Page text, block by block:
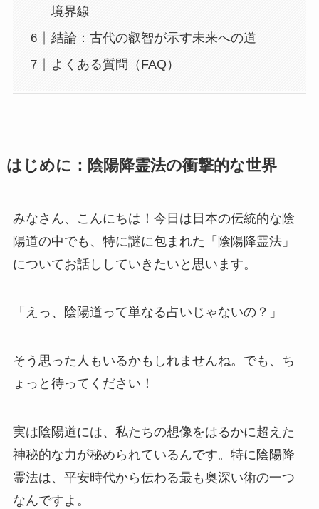
境界線
結論：古代の叡智が示す未来への道
よくある質問（FAQ）
はじめに：陰陽降霊法の衝撃的な世界
みなさん、こんにちは！今日は日本の伝統的な陰
陽道の中でも、特に謎に包まれた「陰陽降霊法」
についてお話ししていきたいと思います。
「えっ、陰陽道って単なる占いじゃないの？」
そう思った人もいるかもしれませんね。でも、ち
ょっと待ってください！
実は陰陽道には、私たちの想像をはるかに超えた
神秘的な力が秘められているんです。特に陰陽降
霊法は、平安時代から伝わる最も奥深い術の一つ
なんですよ。